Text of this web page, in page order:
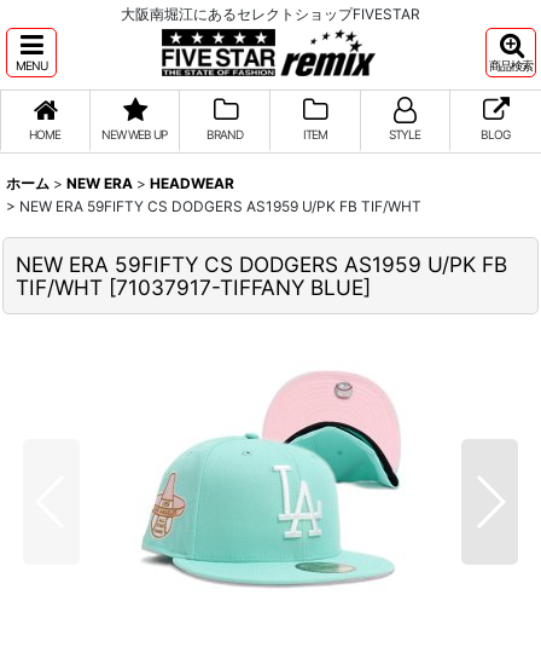
大阪南堀江にあるセレクトショップFIVESTAR
MENU 商品検索
HOME NEW WEB UP BRAND ITEM STYLE BLOG
ホーム > NEW ERA > HEADWEAR
> NEW ERA 59FIFTY CS DODGERS AS1959 U/PK FB TIF/WHT
NEW ERA 59FIFTY CS DODGERS AS1959 U/PK FB
TIF/WHT [71037917-TIFFANY BLUE]